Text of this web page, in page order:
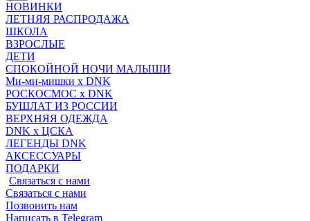
НОВИНКИ
ЛЕТНЯЯ РАСПРОДАЖА
ШКОЛА
ВЗРОСЛЫЕ
ДЕТИ
СПОКОЙНОЙ НОЧИ МАЛЫШИ
Ми-ми-мишки x DNK
РОСКОСМОС x DNK
БУШЛАТ ИЗ РОССИИ
ВЕРХНЯЯ ОДЕЖДА
DNK x ЦСКА
ЛЕГЕНДЫ DNK
АКСЕССУАРЫ
ПОДАРКИ
Связаться с нами
Связаться с нами
Позвонить нам
Написать в Telegram